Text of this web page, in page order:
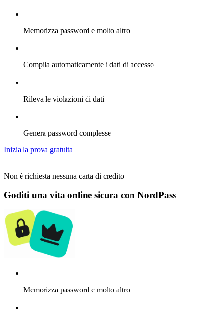
Memorizza password e molto altro
Compila automaticamente i dati di accesso
Rileva le violazioni di dati
Genera password complesse
Inizia la prova gratuita
Non è richiesta nessuna carta di credito
Goditi una vita online sicura con NordPass
Memorizza password e molto altro